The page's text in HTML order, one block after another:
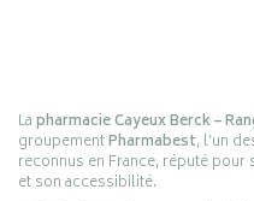
Lapharmacie Cayeux Berck –
groupementPharmabest, l’un
reconnus en France, réputé
et son accessibilité.